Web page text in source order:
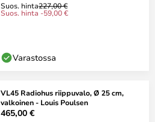
Suos. hinta227,00 €
Suos. hinta -59,00 €
Varastossa
VL45 Radiohus riippuvalo, Ø 25 cm,
valkoinen - Louis Poulsen
465,00 €